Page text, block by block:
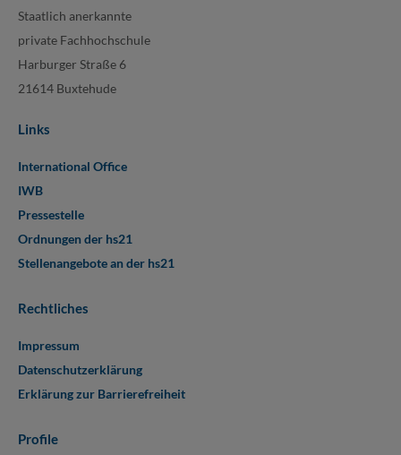
Staatlich anerkannte
private Fachhochschule
Harburger Straße 6
21614 Buxtehude
Links
International Office
IWB
Pressestelle
Ordnungen der hs21
Stellenangebote an der hs21
Rechtliches
Impressum
Datenschutzerklärung
Erklärung zur Barrierefreiheit
Profile